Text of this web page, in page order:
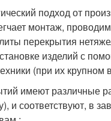
подход от
монтаж,
перекрытия
изделий с
(при их крупном
имеют различные
и соответствуют, в